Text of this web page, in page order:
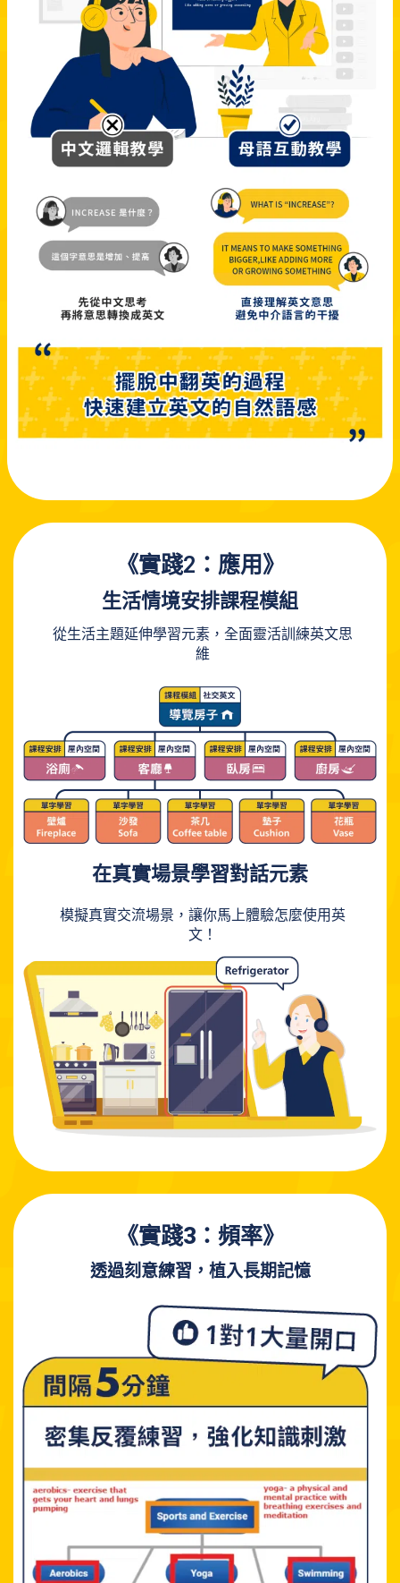
《實踐2： 應用 》
生活情境安排課程模組
從生活主題延伸學習元素，全面靈活訓練英文思
維
在真實場景學習對話元素
模擬真實交流場景， 讓你馬上體驗怎麼使用英
文！
《實踐3：頻率》
透過刻意練習，植入長期記憶